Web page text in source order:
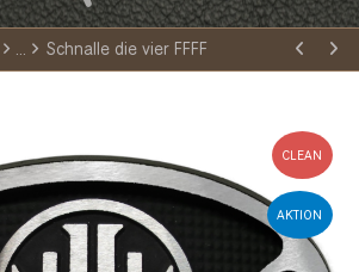
Schnalle die vier FFFF
CLEAN
AKTION